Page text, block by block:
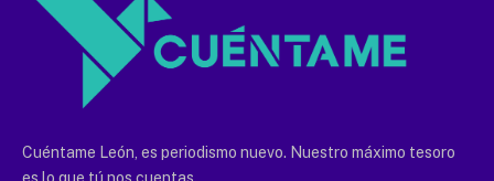
Cuéntame León, es periodismo nuevo. Nuestro máximo tesoro
es lo que tú nos cuentas.